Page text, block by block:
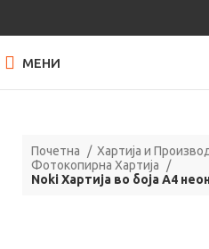
МЕНИ
Почетна
Хартија и
Фотокопирна Хартија
Noki Хартија во боја А4